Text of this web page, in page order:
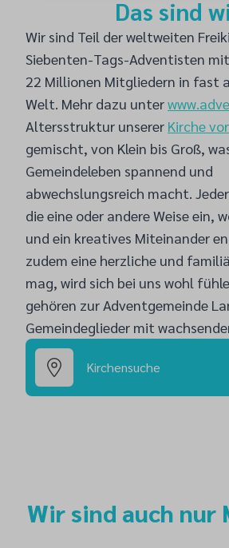
Das sind
Wir sind Teil der weltweiten
Siebenten-Tags-Adventisten
22 Millionen Mitgliedern in fast
Welt. Mehr dazu unter
Altersstruktur unserer Kirche
gemischt, von Klein bis Groß,
Gemeindeleben spannend und
abwechslungsreich macht.
die eine oder andere Weise ein,
und ein kreatives Miteinander
zudem eine herzliche und
mag, wird sich bei uns wohl
gehören zur Adventgemeinde
Gemeindeglieder mit
Kirchensuche
Wir sind auch nur